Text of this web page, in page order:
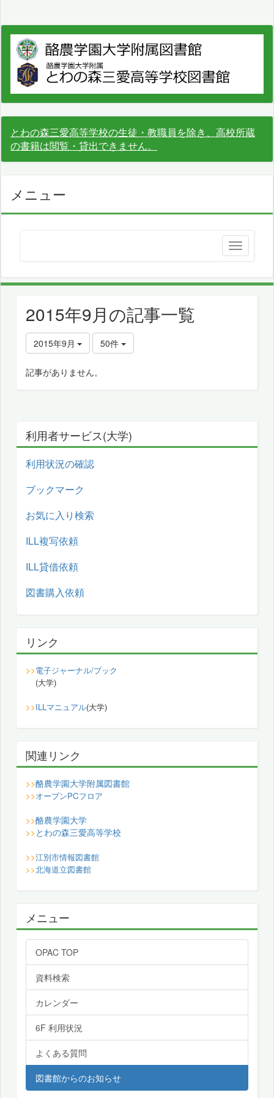
とわの森三愛高等学校の生徒・教職員を除き、高校所蔵
の書籍は閲覧・貸出できません。
メニュー
2015年9月の記事一覧
2015年9月 50件
記事がありません。
利用者サービス(大学)
利用状況の確認
ブックマーク
お気に入り検索
ILL複写依頼
ILL貸借依頼
図書購入依頼
リンク
>>電子ジャーナル/ブック
(大学)
>>ILLマニュアル(大学)
関連リンク
>>酪農学園大学附属図書館
>>オープンPCフロア
>>酪農学園大学
>> とわの森三愛高等学校
>>江別市情報図書館
>>北海道立図書館
メニュー
OPAC TOP
資料検索
カレンダー
6F 利用状況
よくある質問
図書館からのお知らせ